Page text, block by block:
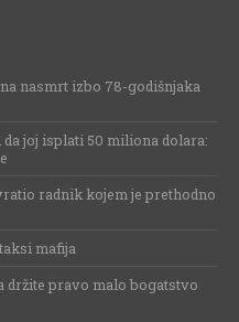
nasmrt izbo 78-godišnjaka
joj isplati 50 miliona dolara:
radnik kojem je prethodno
mafija
držite pravo malo bogatstvo